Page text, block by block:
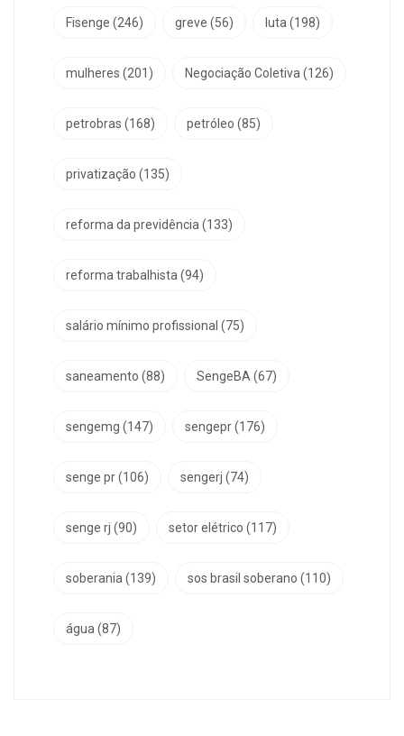
Fisenge (246) greve (56) luta (198)
mulheres (201) Negociação Coletiva (126)
petrobras (168) petróleo (85)
privatização (135)
reforma da previdência (133)
reforma trabalhista (94)
salário mínimo profissional (75)
saneamento (88) SengeBA (67)
sengemg (147) sengepr(176)
senge pr(106) sengerj (74)
senge rj (90) setor elétrico (117)
soberania (139) sos brasil soberano (110)
água (87)